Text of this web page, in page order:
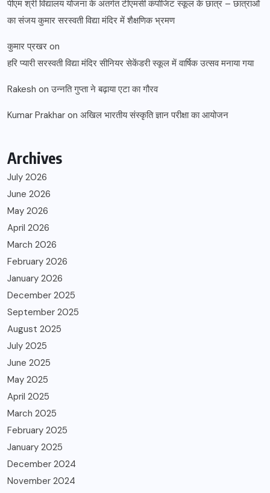
पीएम श्री विद्यालय योजना के अंतर्गत टीएमसी कंपोजिट स्कूल के छात्र – छात्राओं
का संजय कुमार सरस्वती विद्या मंदिर में शैक्षणिक भ्रमण
कुमार प्रखर on
हरि प्यारी सरस्वती विद्या मंदिर सीनियर सेकेंडरी स्कूल में वार्षिक उत्सव मनाया गया
Rakesh onउन्नति गुप्ता ने बढ़ाया एटा का गौरव
Kumar Prakhar on अखिल भारतीय संस्कृति ज्ञान परीक्षा का आयोजन
Archives
July 2026
June 2026
May 2026
April 2026
March 2026
February 2026
January 2026
December 2025
September 2025
August 2025
July 2025
June 2025
May 2025
April 2025
March 2025
February 2025
January 2025
December 2024
November 2024